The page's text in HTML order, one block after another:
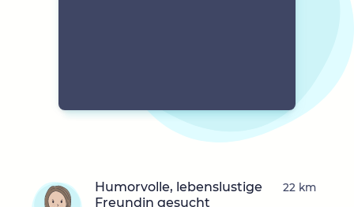
Humorvolle, lebenslustige
Freundin gesucht
22 km